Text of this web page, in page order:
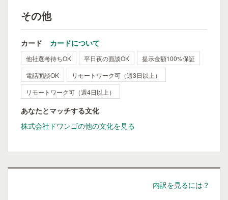
その他
カード カードについて
他社選考待ちOK 平日夜の面談OK
提示金額100%保証
電話面談OK
リモートワーク可（週3日以上）
リモートワーク可（週4日以上）
あなたとマッチする文化
株式会社ドワンゴの他の文化を見る
内訳を見るには？